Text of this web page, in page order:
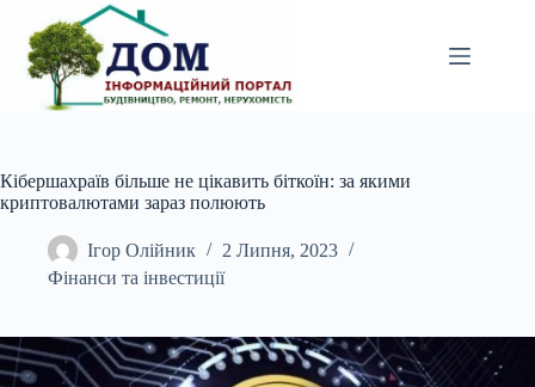
вмісту
Кібершахраїв більше не цікавить біткоїн: за якими
криптовалютами зараз полюють
Ігор Олійник
2 Липня, 2023
Фінанси та інвестиції